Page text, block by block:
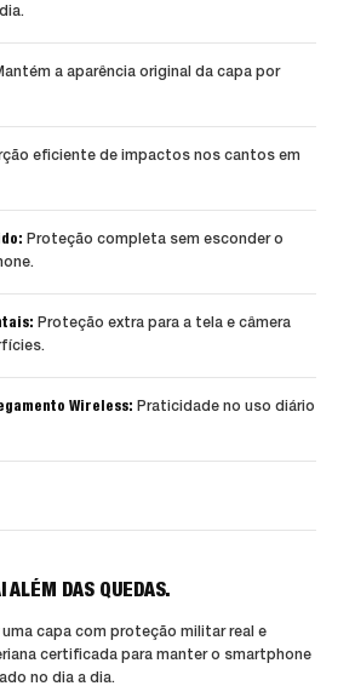
a aparência original da capa por
eficiente de impactos nos cantos em
Proteção completa sem esconder o
Proteção extra para a tela e câmera
Wireless: Praticidade no uso diário
ALÉM DAS QUEDAS.
uma capa com proteção militar real e
certificada para manter o smartphone
no dia a dia.